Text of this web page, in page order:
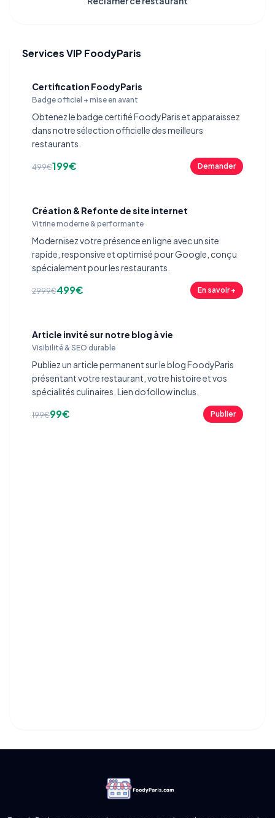
Services VIP FoodyParis
Certification FoodyParis
Badge officiel + mise en avant
Obtenez le badge certifié FoodyParis et apparaissez
dans notre sélection officielle des meilleurs
restaurants.
499€199€ Demander
Création & Refonte de site internet
Vitrine moderne & performante
Modernisez votre présence en ligne avec un site
rapide, responsive et optimisé pour Google, conçu
spécialement pour les restaurants.
2999€499€ En savoir +
Article invité sur notre blog à vie
Visibilité & SEO durable
Publiez un article permanent sur le blog FoodyParis
présentant votre restaurant, votre histoire et vos
spécialités culinaires. Lien dofollow inclus.
199€99€ Publier